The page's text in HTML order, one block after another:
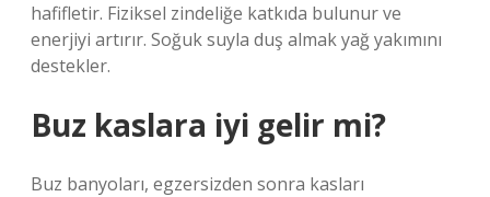
hafifletir. Fiziksel zindeliğe katkıda bulunur ve
enerjiyi artırır. Soğuk suyla duş almak yağ yakımını
destekler.
Buz kaslara iyi gelir mi?
Buz banyoları, egzersizden sonra kasları